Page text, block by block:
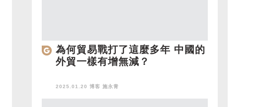
為何貿易戰打了這麼多年 中國的
外貿一樣有增無減？
2025.01.20 博客 施永青